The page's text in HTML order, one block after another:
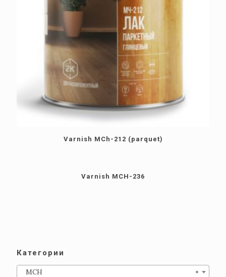
Varnish MCh-212 (parquet)
Varnish MCH-236
Категории
×
MCH